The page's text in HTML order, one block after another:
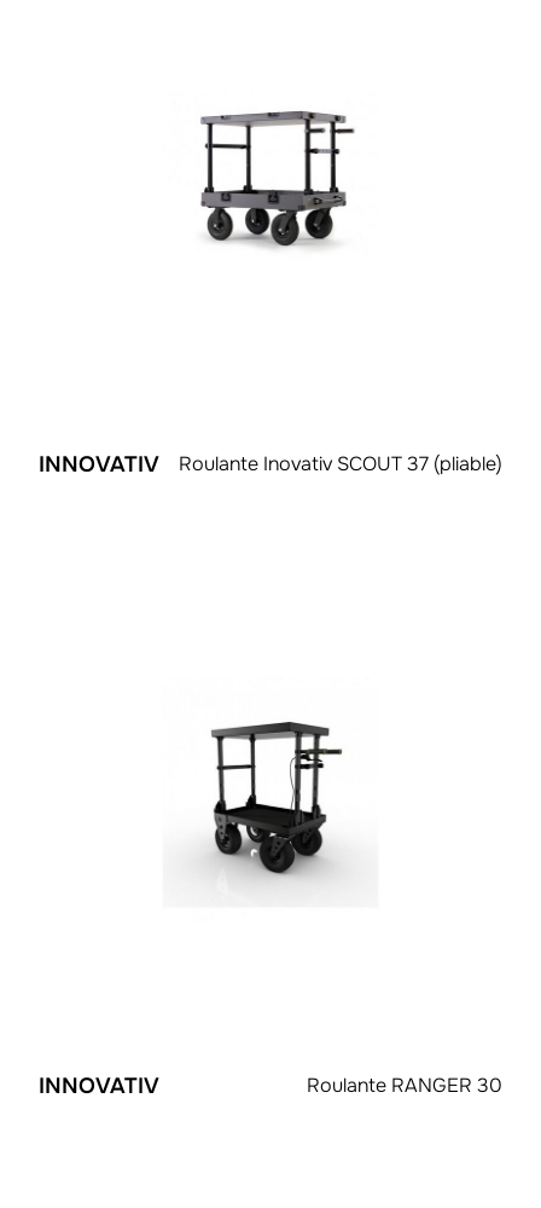
INNOVATIV Roulante Inovativ SCOUT 37 (pliable)
INNOVATIV Roulante RANGER 30